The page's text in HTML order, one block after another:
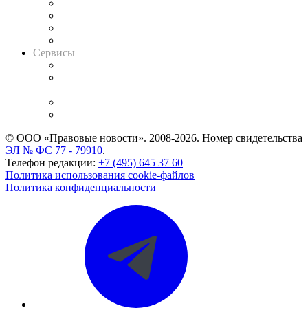
Сервисы
© ООО «Правовые новости». 2008-2026. Номер свидетельства
ЭЛ № ФС 77 - 79910.
Телефон редакции: +7 (495) 645 37 60
Политика использования cookie-файлов
Политика конфиденциальности